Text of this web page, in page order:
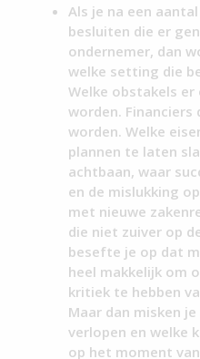
Als je na een
besluiten die er
ondernemer, dan
welke setting die
Welke obstakels
worden.
worden. Welke
plannen te laten
achtbaan, waar
en de mislukking
met nieuwe
die niet zuiver op
besefte je op dat
heel makkelijk om
kritiek te hebben
Maar dan misken
verlopen en welke
op het moment